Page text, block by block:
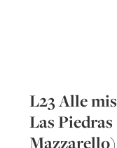
L23 Alle
Las
Mazzarello)